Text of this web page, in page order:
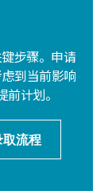
步骤。申请
到当前影响
计划。
流程